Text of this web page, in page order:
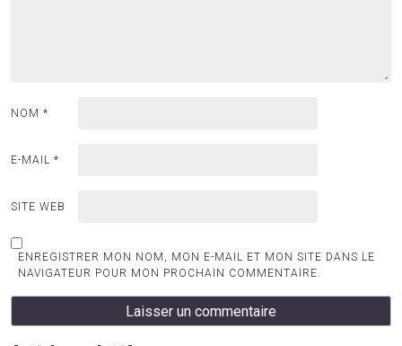
NOM *
E-MAIL *
SITE WEB
ENREGISTRER MON NOM, MON E-MAIL ET MON SITE DANS LE
NAVIGATEUR POUR MON PROCHAIN COMMENTAIRE.